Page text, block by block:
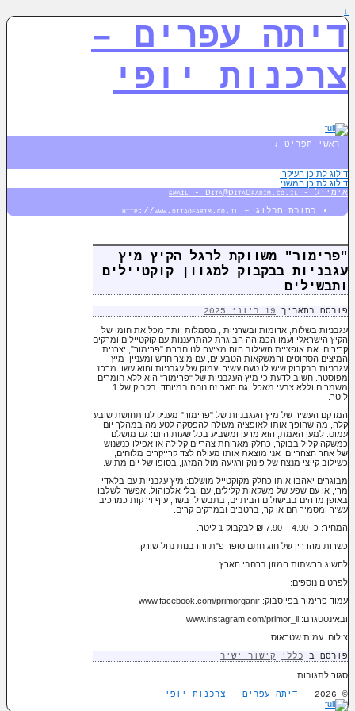
↓
דיתה עפרים –
צרכנות יופי
ראשי תפריט ↓
דילוג לתוכן העיקרי
דילוג לתוכן המשני
אימייל - email - Dita@DitaOfarim.co.il
כתובת הבלוג – http://www.ditaofarim.co.il
"פרימור" משווקת לרגל הקיץ מיץ
עגבניות בבקבוק למגוון קוקטיילים
ותבשילים
פורסם בתאריך 19 ביוני 2025
עגבניות בשלות, אדומות ובשרניות , מסמלות יותר מכל את חומו של
הקיץ הישראלי ועמו הכמיהה הבוגרת להתרעננות עם קוקטיילים ומרקים
קרירים. את אופציית השילוב הזה מציעה לנו חברת "פרימור", יצרנית
המיצים הסחוטים והמשקאות הטבעיים, עם מוצר חדש ומעניין: מיץ
עגבניות בבקבוק שיש לו טעם עשיר ועמוק של עגבניות והוא עשוי מרכז
מפוסטר. חשוב לדעת כי מיץ העגבניות של "פרימור" הוא ללא חומרים
משמרים וללא צבעי מאכל. גם האריזה נוחה במיוחד: בקבוק של 1
ליטר.
המרקם העשיר של מיץ העגבניות של "פרימור" מעניק לנו תחושת שובע
קלה, מה שהופך אותו לאופציה מעולה להפסקה לטעימה במהלך יום
עמוס. למען האמת, הוא מרען ומשביע בכל שעות היום: גם מושלם
כמשקה קליל בבוקר, כחלק מארוחת צהריים קלילה או אפילו כנשנוש
של אחר הצהריים. אני מוצאת אותו מעולה לצד קרייקרים מלוחים,
כשילוב קייצי מנצח של פינוק ורגיעה מול המזגן, בסופו של יום מתיש.
מבוגרים יאהבו אותו כחלק מקוקטייל מושלם: מיץ עגבניות עם בלאדי
מרי, או עם שפע של משקאות קלילים, עם ובלי אלכוהול. אפשר לשלבו
באופן מדהים בבישולים הביתיים, בתבשילי בשר, עוף וירקות כמרכיב
עשיר ומסמיך חם או קר, ברטבים ובמרקים קרים.
המחיר: כ- 4.90 – 7.90 ₪ לבקבוק 1 ליטר.
כשרות מהדרין של חוג חתם סופר פ"ת והרבנות נחל שורק.
להשיג ברשתות המזון ברחבי הארץ.
לפרטים נוספים:
עמוד פרימור בפייסבוק: www.facebook.com/primorganir
ובאינסטגרם: www.instagram.com/primor_il
צילום: עמית שטראוס
פורסם ב
כללי
קישור ישיר
סגור לתגובות.
© 2026 -
דיתה עפרים – צרכנות יופי